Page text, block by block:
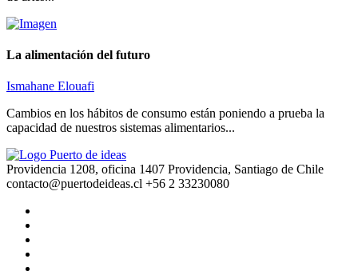
La alimentación del futuro
Ismahane Elouafi
Cambios en los hábitos de consumo están poniendo a prueba la
capacidad de nuestros sistemas alimentarios...
Providencia 1208, oficina 1407 Providencia, Santiago de Chile
contacto@puertodeideas.cl +56 2 33230080